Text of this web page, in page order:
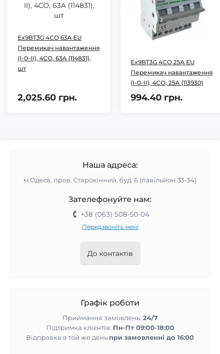
Ex9BT3G 4CO 63A EU
Перемикач навантаження
(I-0-II), 4CO, 63A (114831),
шт
2,025.60 грн.
Ex9BT3G 4CO 25A EU
Перемикач навантаження
(I-0-II), 4CO, 25A (113930)
994.40 грн.
Наша адреса:
м.Одеса, пров. Старокінний, буд. 6 (павільйон 33-34)
Зателефонуйте нам:
+38 (063) 508-50-04
Передзвоніть мені
До контактів
Графік роботи
Приймання замовлень: 24/7
Підтримка клієнтів: Пн-Пт 09:00-18:00
Відправка в той же день при замовленні до 16:00